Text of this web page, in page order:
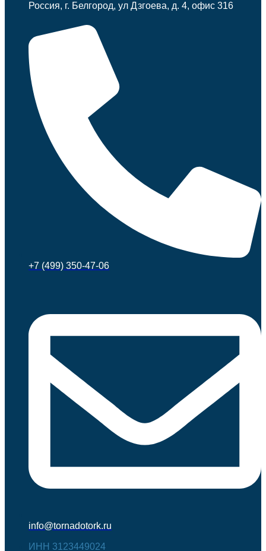
Россия, г. Белгород, ул Дзгоева, д. 4, офис 316
+7 (499) 350-47-06
info@tornadotork.ru
ИНН 3123449024